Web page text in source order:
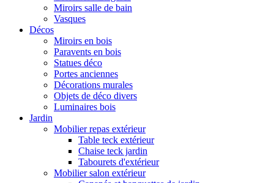
Miroirs salle de bain
Vasques
Décos
Miroirs en bois
Paravents en bois
Statues déco
Portes anciennes
Décorations murales
Objets de déco divers
Luminaires bois
Jardin
Mobilier repas extérieur
Table teck extérieur
Chaise teck jardin
Tabourets d'extérieur
Mobilier salon extérieur